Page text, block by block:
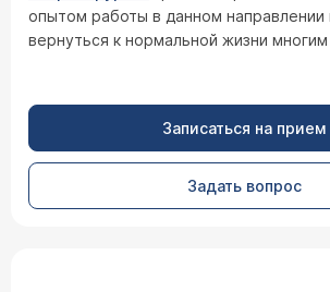
опытом работы в данном направлении
вернуться к нормальной жизни
Записаться на прием
Задать вопрос